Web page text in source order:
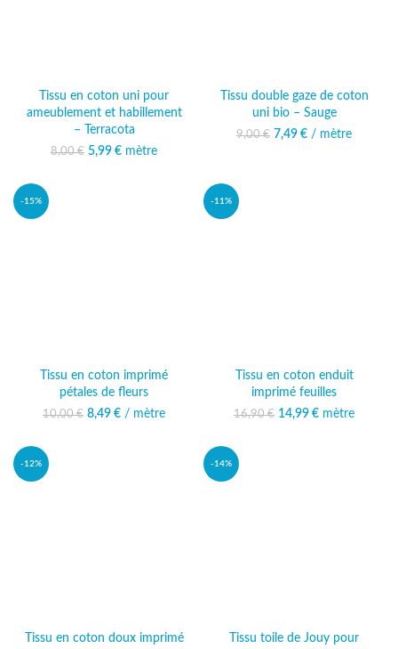
Tissu en coton uni pour
ameublement et habillement
– Terracota
8,00€ Le prix initial était :
5,99 € Le prix actuel
mètre
Tissu double gaze de coton
uni bio – Sauge
9,00€
Le prix initial était :
7,49 € Le prix actuel
/ mètre
-15%
Tissu en coton imprimé
pétales de fleurs
10,00€ Le prix initial était :
8,49 € Le prix actuel
/ mètre
-11%
Tissu en coton enduit
imprimé feuilles
16,90€ Le prix initial était :
14,99 €
Le prix
mètre
-12%
Tissu en coton doux imprimé
-14%
Tissu toile de Jouy pour